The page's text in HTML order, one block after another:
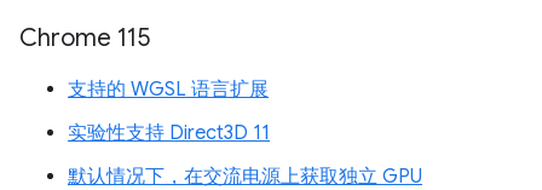
Chrome 115
支持的 WGSL 语言扩展
实验性支持 Direct3D 11
默认情况下，在交流电源上获取独立 GPU